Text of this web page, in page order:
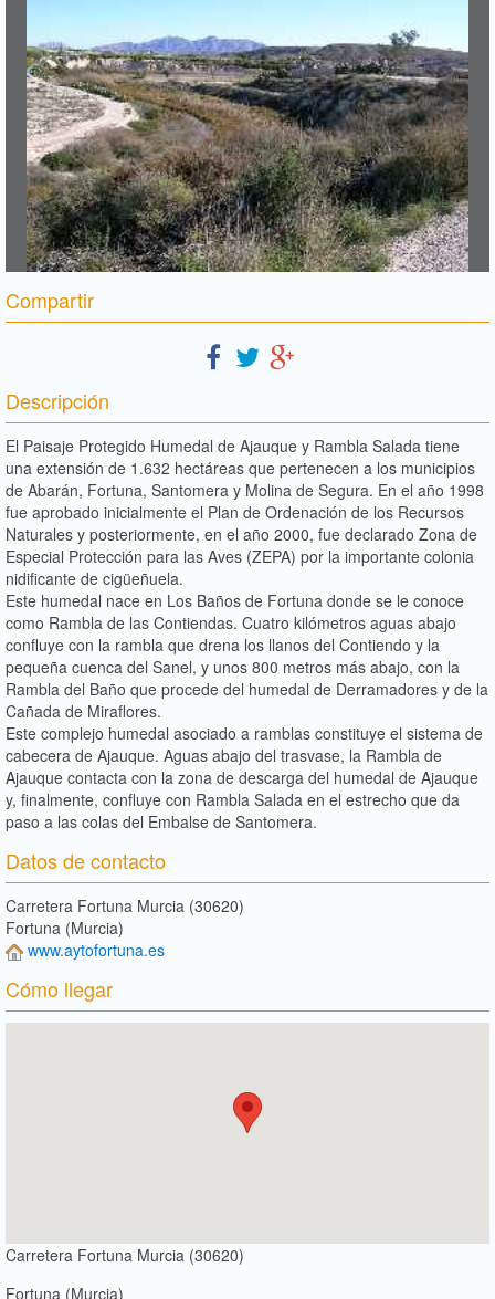
Compartir
Descripción
El Paisaje Protegido Humedal de Ajauque y Rambla Salada tiene
una extensión de 1.632 hectáreas que pertenecen a los municipios
de Abarán, Fortuna, Santomera y Molina de Segura. En el año 1998
fue aprobado inicialmente el Plan de Ordenación de los Recursos
Naturales y posteriormente, en el año 2000, fue declarado Zona de
Especial Protección para las Aves (ZEPA) por la importante colonia
nidificante de cigüeñuela.
Este humedal nace en Los Baños de Fortuna donde se le conoce
como Rambla de las Contiendas. Cuatro kilómetros aguas abajo
confluye con la rambla que drena los llanos del Contiendo y la
pequeña cuenca del Sanel, y unos 800 metros más abajo, con la
Rambla del Baño que procede del humedal de Derramadores y de la
Cañada de Miraflores.
Este complejo humedal asociado a ramblas constituye el sistema de
cabecera de Ajauque. Aguas abajo del trasvase, la Rambla de
Ajauque contacta con la zona de descarga del humedal de Ajauque
y, finalmente, confluye con Rambla Salada en el estrecho que da
paso a las colas del Embalse de Santomera.
Datos de contacto
Carretera Fortuna Murcia (30620)
Fortuna (Murcia)
www.aytofortuna.es
Cómo llegar
Carretera Fortuna Murcia (30620)
Fortuna (Murcia)